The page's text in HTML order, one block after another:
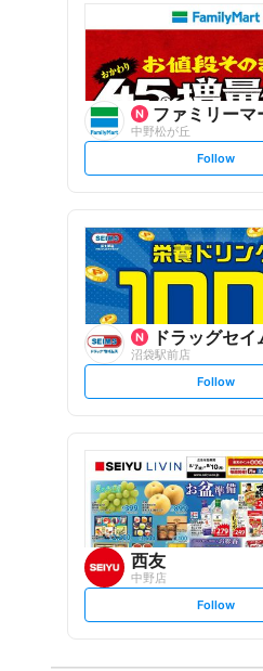
ファミリーマ
中野松が丘
s
t
l
o
w
Follow
ドラッグセイ
沼袋駅前店
s
t
o
w
Follow
西友
中野店
s
t
Follow